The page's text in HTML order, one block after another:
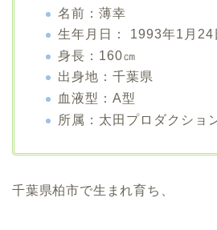
名前：薄幸
生年月日： 1993年1月24
身長：160㎝
出身地：千葉県
血液型：A型
所属：太田プロダクショ
千葉県柏市で生まれ育ち、